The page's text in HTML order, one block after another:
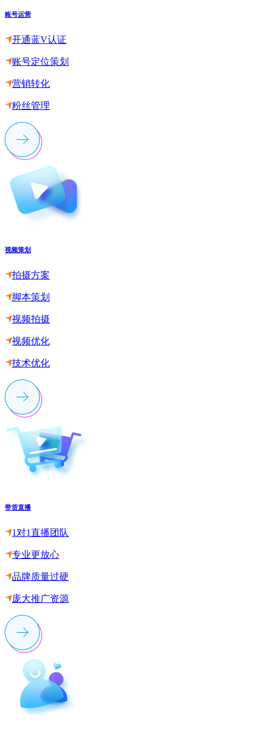
账号运营
开通蓝V认证
账号定位策划
营销转化
粉丝管理
视频策划
拍摄方案
脚本策划
视频拍摄
视频优化
技术优化
带货直播
1对1直播团队
专业更放心
品牌质量过硬
庞大推广资源